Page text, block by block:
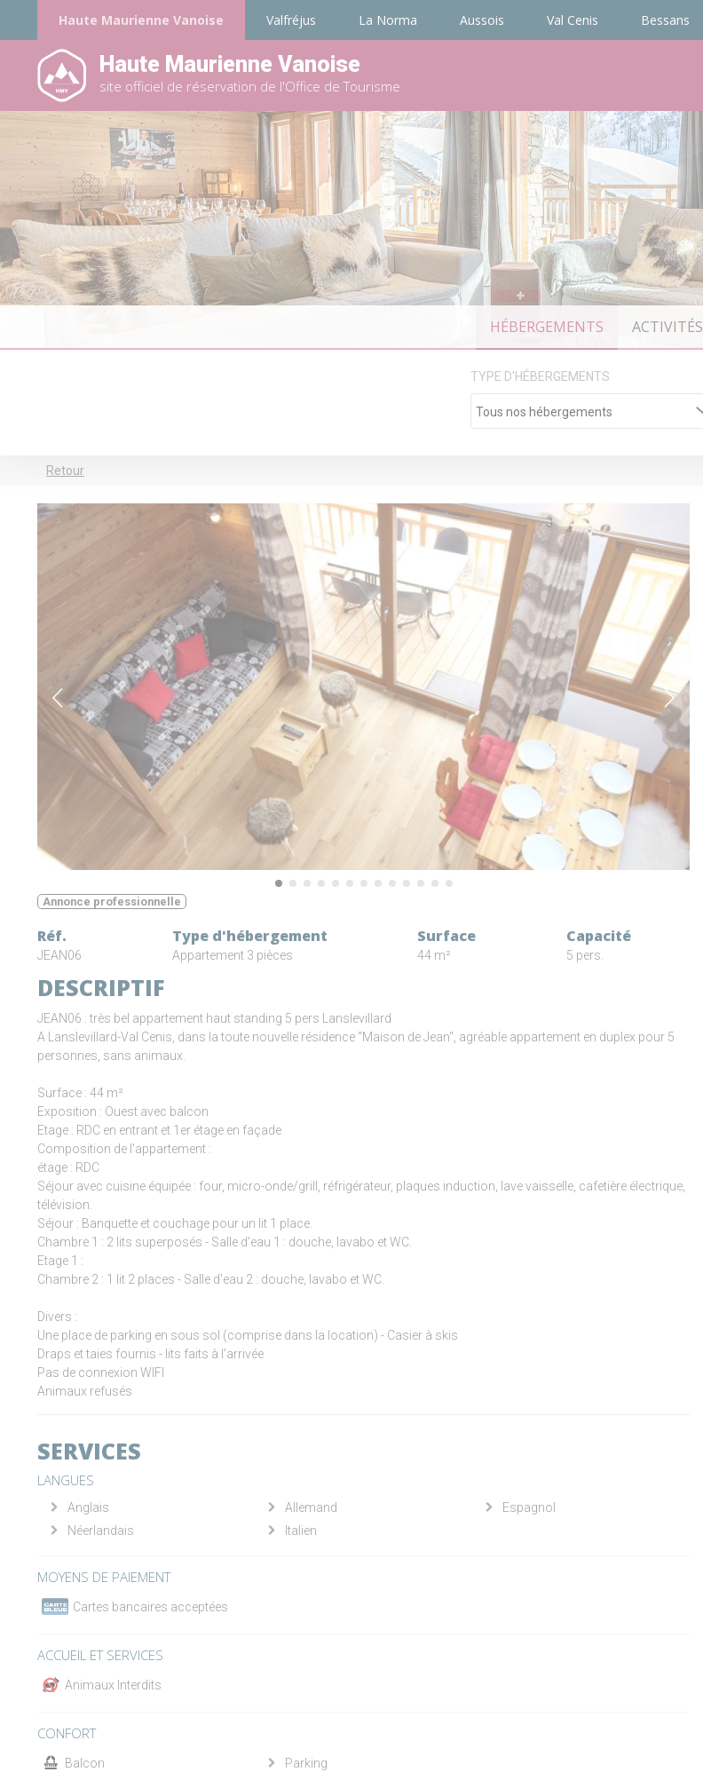
Haute Maurienne Vanoise Valfréjus La Norma Aussois Val Cenis Bessans
Haute Maurienne Vanoise
site officiel de réservation de l'Office de Tourisme
HÉBERGEMENTS ACTIVITÉS
TYPE D'HÉBERGEMENTS
Retour
Annonce professionnelle
Réf.
JEAN06
Type d'hébergement
Appartement 3 pièces
Surface
44 m²
Capacité
5 pers.
DESCRIPTIF
JEAN06 : très bel appartement haut standing 5 pers Lanslevillard
A Lanslevillard-Val Cenis, dans la toute nouvelle résidence "Maison de Jean", agréable appartement en duplex pour 5
personnes, sans animaux.
Surface : 44 m²
Exposition : Ouest avec balcon
Etage : RDC en entrant et 1er étage en façade
Composition de l'appartement :
étage : RDC
Séjour avec cuisine équipée : four, micro-onde/grill, réfrigérateur, plaques induction, lave vaisselle, cafetière électrique,
télévision.
Séjour : Banquette et couchage pour un lit 1 place.
Chambre 1 : 2 lits superposés - Salle d'eau 1 : douche, lavabo et WC.
Etage 1 :
Chambre 2 : 1 lit 2 places - Salle d'eau 2 : douche, lavabo et WC.
Divers :
Une place de parking en sous sol (comprise dans la location) - Casier à skis
Draps et taies fournis - lits faits à l'arrivée
Pas de connexion WIFI
Animaux refusés
SERVICES
LANGUES
Anglais Allemand
Espagnol
Néerlandais
Italien
MOYENS DE PAIEMENT
Cartes bancaires acceptées
ACCUEIL ET SERVICES
Animaux Interdits
CONFORT
Balcon Parking